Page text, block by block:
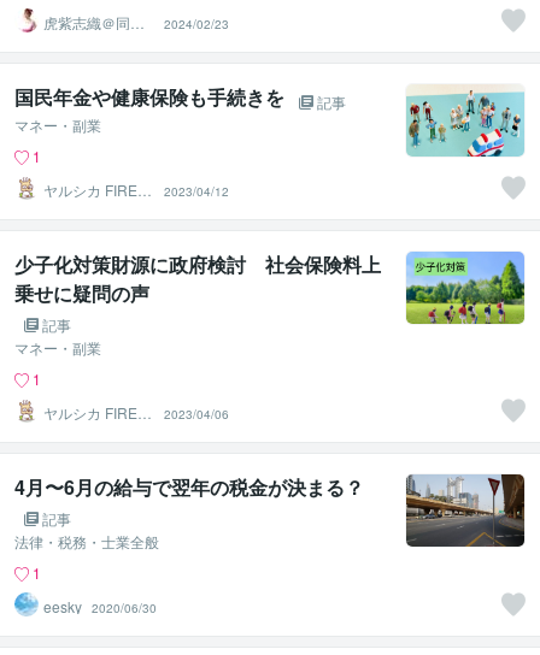
虎紫志織＠同じ
目線の『駆け込
み寺』
2024/02/23
国民年金や健康保険も手続きを
記事
マネー・副業
1
ヤルシカ FIRE済
1級FP技能士
2023/04/12
少子化対策財源に政府検討 社会保険料上
乗せに疑問の声
記事
マネー・副業
1
ヤルシカ FIRE済
1級FP技能士
2023/04/06
4月〜6月の給与で翌年の税金が決まる？
記事
法律・税務・士業全般
1
eesky 2020/06/30